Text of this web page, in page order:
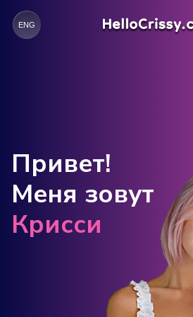
ENG
Привет!
Меня зовут
Крисси